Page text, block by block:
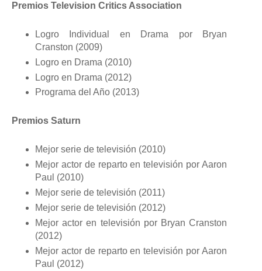
Premios Television Critics Association
Logro Individual en Drama por Bryan
Cranston (2009)
Logro en Drama (2010)
Logro en Drama (2012)
Programa del Año (2013)
Premios Saturn
Mejor serie de televisión (2010)
Mejor actor de reparto en televisión por Aaron
Paul (2010)
Mejor serie de televisión (2011)
Mejor serie de televisión (2012)
Mejor actor en televisión por Bryan Cranston
(2012)
Mejor actor de reparto en televisión por Aaron
Paul (2012)